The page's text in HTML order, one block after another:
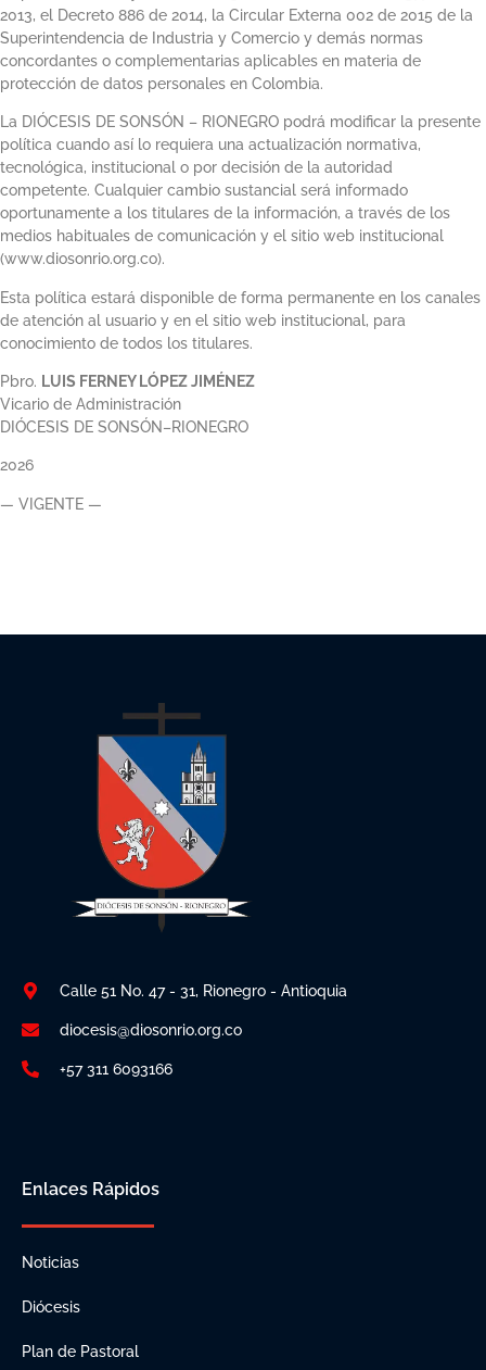
2013, el Decreto 886 de 2014, la Circular Externa 002 de 2015 de la
Superintendencia de Industria y Comercio y demás normas
concordantes o complementarias aplicables en materia de
protección de datos personales en Colombia.
La DIÓCESIS DE SONSÓN – RIONEGRO podrá modificar la presente
política cuando así lo requiera una actualización normativa,
tecnológica, institucional o por decisión de la autoridad
competente. Cualquier cambio sustancial será informado
oportunamente a los titulares de la información, a través de los
medios habituales de comunicación y el sitio web institucional
(www.diosonrio.org.co).
Esta política estará disponible de forma permanente en los canales
de atención al usuario y en el sitio web institucional, para
conocimiento de todos los titulares.
Pbro. LUIS FERNEY LÓPEZ JIMÉNEZ
Vicario de Administración
DIÓCESIS DE SONSÓN–RIONEGRO
2026
— VIGENTE —
Calle 51 No. 47 - 31, Rionegro - Antioquia
diocesis@diosonrio.org.co
+57 311 6093166
Enlaces Rápidos
Noticias
Diócesis
Plan de Pastoral